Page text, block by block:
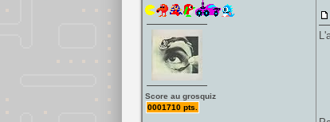
Score au grosquiz
0001710 pts.